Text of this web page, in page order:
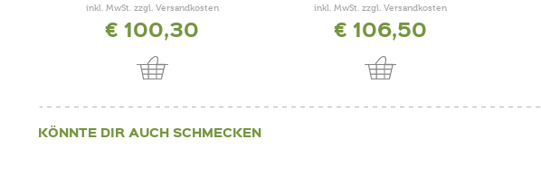
inkl. MwSt. zzgl. Versandkosten
€ 100,30
inkl. MwSt. zzgl. Versandkosten
€ 106,50
KÖNNTE DIR AUCH SCHMECKEN